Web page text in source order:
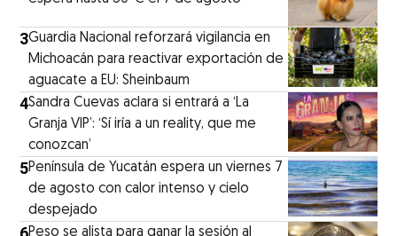
3Guardia Nacional reforzará vigilancia en
Michoacán para reactivar exportación de
aguacate a EU: Sheinbaum
4Sandra Cuevas aclara si entrará a ‘La
Granja VIP’: ‘Sí iría a un reality, que me
conozcan’
5Península de Yucatán espera un viernes 7
de agosto con calor intenso y cielo
despejado
Peso se alista para ganar la sesión al